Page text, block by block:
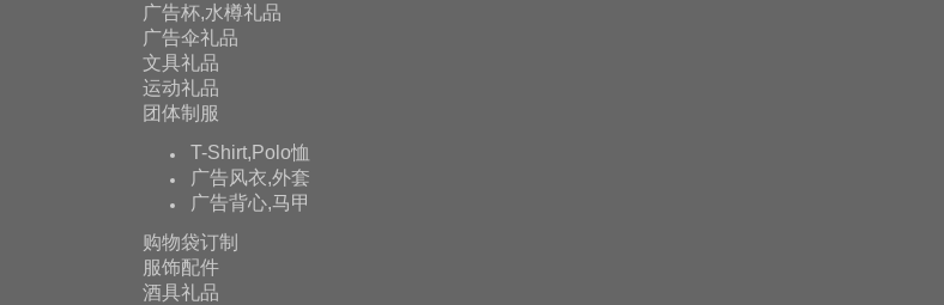
广告杯,水樽礼品
广告伞礼品
文具礼品
运动礼品
团体制服
T-Shirt,Polo恤
广告风衣,外套
广告背心,马甲
购物袋订制
服饰配件
酒具礼品